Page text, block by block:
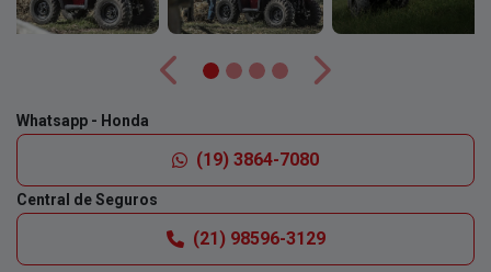
Anterior Próximo
Whatsapp - Honda
(19) 3864-7080
Central de Seguros
(21) 98596-3129